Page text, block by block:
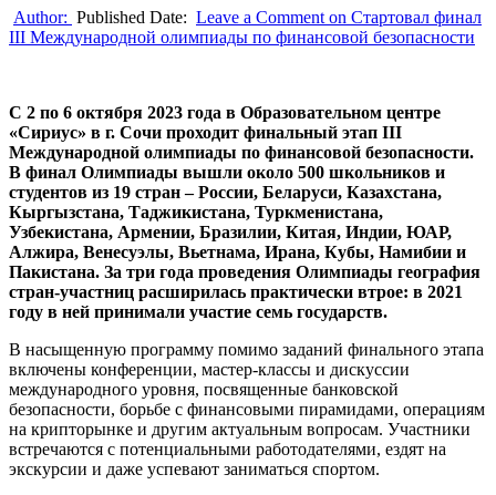
Author: Published Date: Leave a Comment on Стартовал финал
III Международной олимпиады по финансовой безопасности
С 2 по 6 октября 2023 года в Образовательном центре
«Сириус» в г. Сочи проходит финальный этап III
Международной олимпиады по финансовой безопасности.
В финал Олимпиады вышли около 500 школьников и
студентов из 19 стран – России, Беларуси, Казахстана,
Кыргызстана, Таджикистана, Туркменистана,
Узбекистана, Армении, Бразилии, Китая, Индии, ЮАР,
Алжира, Венесуэлы, Вьетнама, Ирана, Кубы, Намибии и
Пакистана. За три года проведения Олимпиады география
стран-участниц расширилась практически втрое: в 2021
году в ней принимали участие семь государств.
В насыщенную программу помимо заданий финального этапа
включены конференции, мастер-классы и дискуссии
международного уровня, посвященные банковской
безопасности, борьбе с финансовыми пирамидами, операциям
на крипторынке и другим актуальным вопросам. Участники
встречаются с потенциальными работодателями, ездят на
экскурсии и даже успевают заниматься спортом.